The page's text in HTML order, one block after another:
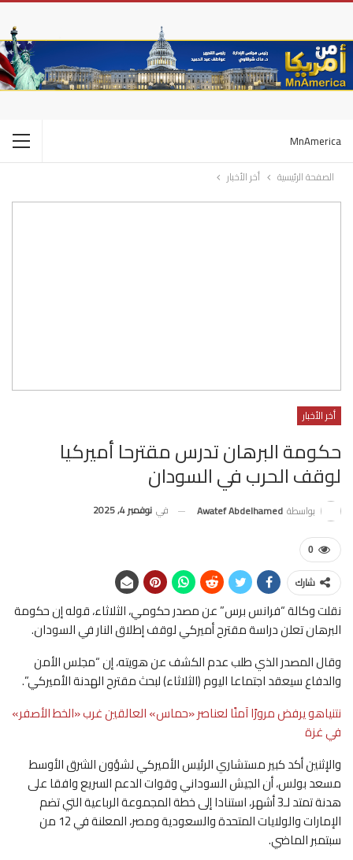
MnAmerica
الصفحة الرئيسية أخر الأخبار
أخر الأخبار
حكومة البرهان تدرس مقترحا أميركيا
لوقف الحرب في السودان
بواسطة Awatef Abdelhamed في نوفمبر 4, 2025
0
شارك
نقلت وكالة “فرانس برس” عن مصدر حكومي، الثلاثاء، قوله إن حكومة
البرهان تعلن دراسة مقترح أميركي لوقف إطلاق النار في السودان.
وقال المصدر الذي طلب عدم الكشف عن هويته، إن “مجلس الأمن
والدفاع سيعقد اجتماعا اليوم (الثلاثاء) لبحث مقترح الهدنة الأميركي”.
نتنياهو يرفض مرورًا آمنًا لعناصر «حماس» العالقين غرب «الخط الأصفر»
في غزة
والإثنين أكد كبير مستشاري الرئيس الأميركي لشؤون الشرق الأوسط
مسعد بولس، أن الجيش السوداني وقوات الدعم السريع وافقا على
هدنة تمتد لـ3 أشهر، استنادا إلى خطة المجموعة الرباعية التي تضم
الإمارات والولايات المتحدة والسعودية ومصر، المعلنة في 12 من
سبتمبر الماضي.